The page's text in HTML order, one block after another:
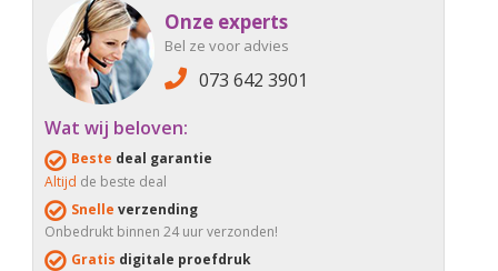
Onze experts
Bel ze voor advies
073 642 3901
Wat wij beloven:
Beste deal garantie
Altijd de beste deal
Snelle verzending
Onbedrukt binnen 24 uur verzonden!
Gratis digitale proefdruk